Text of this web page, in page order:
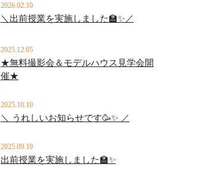
2026.02.10
＼出前授業を実施しました🏫✨／
2025.12.05
★無料撮影会＆モデルハウス見学会開
催★
2025.10.10
＼ うれしいお知らせです🥳✨ ／
2025.09.19
出前授業を実施しました🏫✨